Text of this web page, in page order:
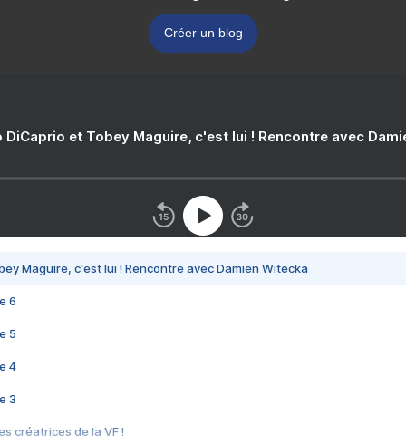
Créer un blog
DiCaprio et Tobey Maguire, c'est lui ! Rencontre avec
Maguire, c'est lui ! Rencontre avec Damien Witecka
6
5
4
3
créatrices de la VF !